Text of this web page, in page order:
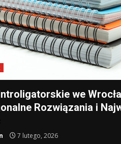
we
Rozwiązania i
7 lutego, 2026